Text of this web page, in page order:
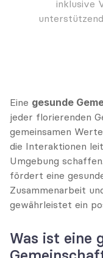
inklusive
Eine gesunde
jeder florierenden
gemeinsamen
die Interaktionen
Umgebung
fördert eine
Zusammenarbeit
gewährleistet ein
Was ist eine